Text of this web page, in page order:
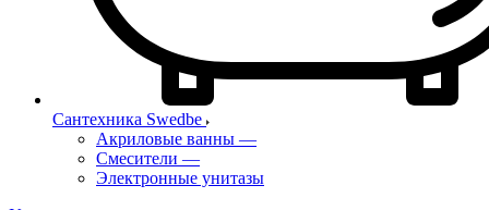
Сантехника Swedbe
Акриловые ванны —
Смесители —
Электронные унитазы